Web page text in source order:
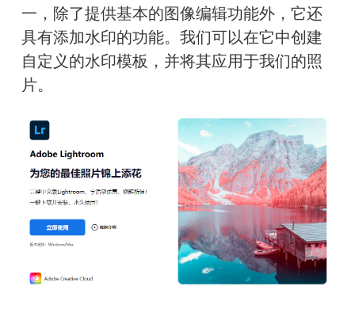
一，除了提供基本的图像编辑功能外，它还
具有添加水印的功能。我们可以在它中创建
自定义的水印模板，并将其应用于我们的照
片。